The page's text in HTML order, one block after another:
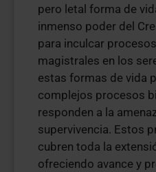
pero letal forma de
inmenso poder del
para inculcar
magistrales en los
estas formas de vida
complejos procesos
responden a la
supervivencia. Estos
cubren toda la
ofreciendo avance y